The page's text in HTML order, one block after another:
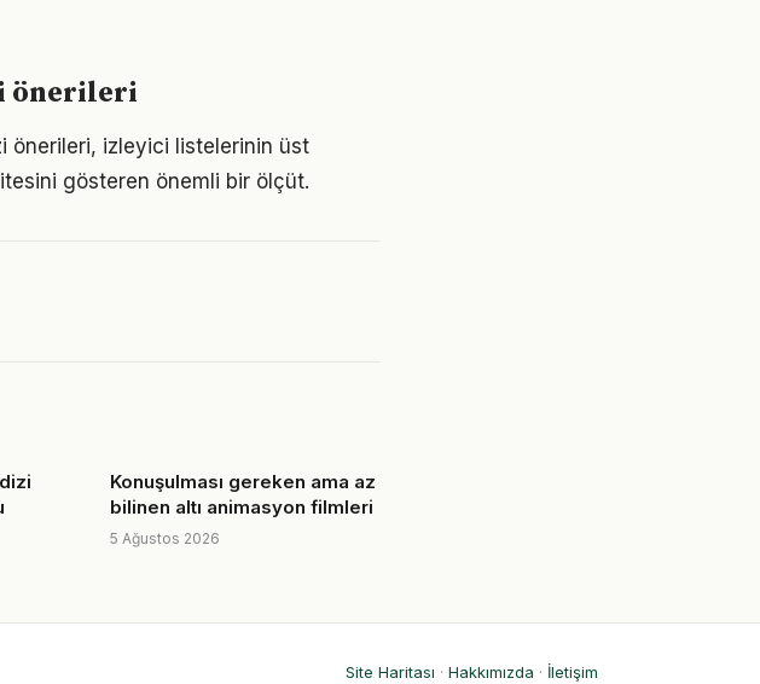
önerileri
önerileri, izleyici listelerinin üst
gösteren önemli bir ölçüt.
Konuşulması gereken ama az
bilinen altı animasyon filmleri
5 Ağustos 2026
Site Haritası · Hakkımızda · İletişim